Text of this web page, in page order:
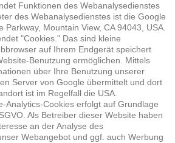
Funktionen des Webanalysedienstes
des Webanalysedienstes ist die Google
Parkway, Mountain View, CA 94043, USA.
"Cookies." Das sind kleine
auf Ihrem Endgerät speichert
Benutzung ermöglichen. Mittels
über Ihre Benutzung unserer
Server von Google übermittelt und dort
ist im Regelfall die USA.
Analytics-Cookies erfolgt auf Grundlage
Als Betreiber dieser Website haben
an der Analyse des
Webangebot und ggf. auch Werbung